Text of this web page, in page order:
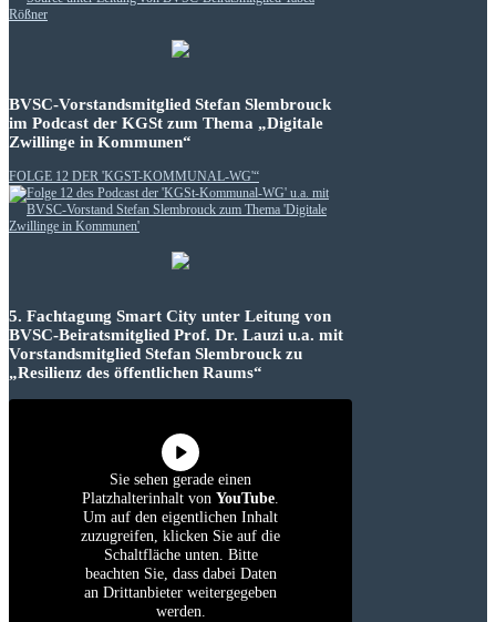
BVSC-Vorstandsmitglied Stefan Slembrouck
im Podcast der KGSt zum Thema „Digitale
Zwillinge in Kommunen“
FOLGE 12 DER 'KGST-KOMMUNAL-WG'“
5. Fachtagung Smart City unter Leitung von
BVSC-Beiratsmitglied Prof. Dr. Lauzi u.a. mit
Vorstandsmitglied Stefan Slembrouck zu
„Resilienz des öffentlichen Raums“
Sie sehen gerade einen
Platzhalterinhalt von YouTube.
Um auf den eigentlichen Inhalt
zuzugreifen, klicken Sie auf die
Schaltfläche unten. Bitte
beachten Sie, dass dabei Daten
an Drittanbieter weitergegeben
werden.